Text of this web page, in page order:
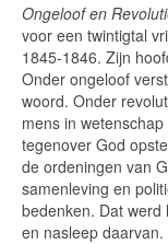
Ongeloof en
voor een twintigtal
1845-1846. Zijn
Onder ongeloof
woord. Onder
mens in
tegenover God
de ordeningen van
samenleving en
bedenken. Dat werd
en nasleep daarvan.